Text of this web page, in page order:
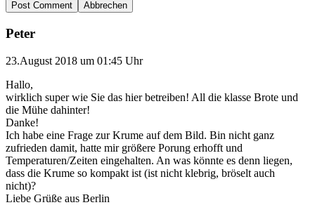
Abbrechen
Peter
23.August 2018 um 01:45 Uhr
Hallo,
wirklich super wie Sie das hier betreiben! All die klasse Brote und
die Mühe dahinter!
Danke!
Ich habe eine Frage zur Krume auf dem Bild. Bin nicht ganz
zufrieden damit, hatte mir größere Porung erhofft und
Temperaturen/Zeiten eingehalten. An was könnte es denn liegen,
dass die Krume so kompakt ist (ist nicht klebrig, bröselt auch
nicht)?
Liebe Grüße aus Berlin